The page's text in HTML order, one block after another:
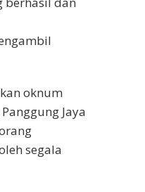
oknum
Jaya
segala